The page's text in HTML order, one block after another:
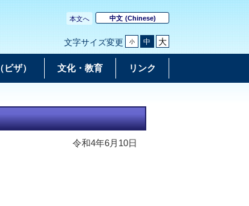
本文へ 中文 (Chinese)
文字サイズ変更 小 中 大
ザ） 文化・教育 リンク
令和4年6月10日